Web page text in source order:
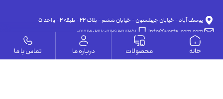
يوسف آباد - خيابان چهلستون - خيابان ششم - پلاك ٢٢ - طبقه ٢ - واحد ٥
info@vesta-com.com
09126394251
09191302116
خانه محصولات درباره ما تماس با ما